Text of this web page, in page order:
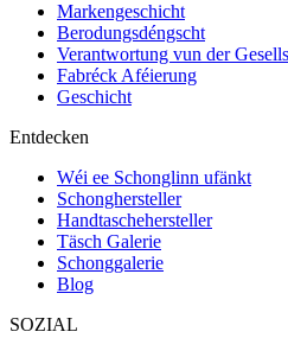
Markengeschicht
Berodungsdéngscht
Verantwortung vun der
Fabréck Aféierung
Geschicht
Entdecken
Wéi ee Schonglinn ufänkt
Schonghersteller
Handtaschehersteller
Täsch Galerie
Schonggalerie
Blog
SOZIAL